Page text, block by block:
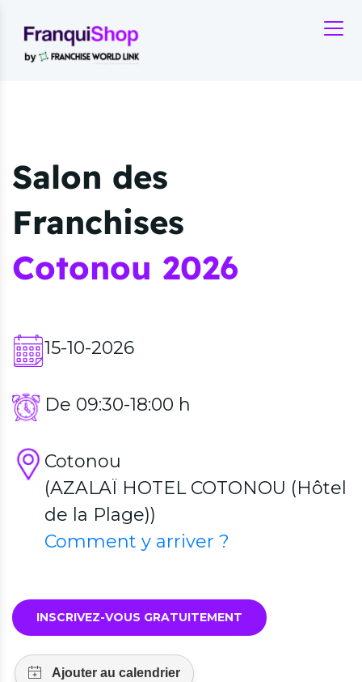
Salon des
Franchises
Cotonou 2026
15-10-2026
De 09:30-18:00 h
Cotonou
(AZALAÏ HOTEL COTONOU (Hôtel
de la Plage))
Comment y arriver ?
INSCRIVEZ-VOUS GRATUITEMENT